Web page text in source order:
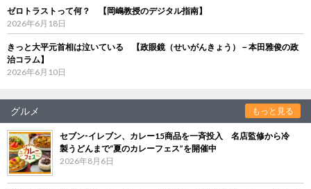
ゼロトラストって何？ 【岡嶋教授のデジタル指南】
2026年6月18日
きっと大平元首相は泣いている 【政眼鏡（せいがんきょう）－本田雅俊の政
治コラム】
2026年6月10日
グルメ もっと見る
セブン‐イレブン、カレー15商品を一斉投入 名店監修から冷
製うどんまで“夏のカレーフェス”を開催中
2026年8月6日